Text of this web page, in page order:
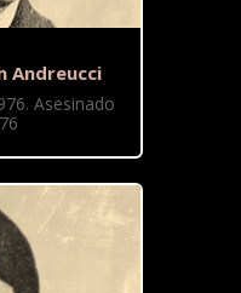
Andreucci
Asesinado